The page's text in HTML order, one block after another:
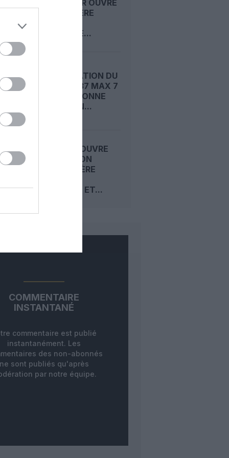
RIYADH AIR OUVRE
SA PREMIÈRE
RÉGULIÈRE...
CERTIFICATION DU
BOEING 737 MAX 7
: LA FAA DONNE
ENFIN SON...
AIR INDIA OUVRE
UNE LIAISON
SAISONNIÈRE
TORONTO ET...
COMMENTAIRE
INSTANTANÉ
commentaire est publié
instantanément. Les
des non-abonnés
ne sont publiés qu'après
par notre équipe.